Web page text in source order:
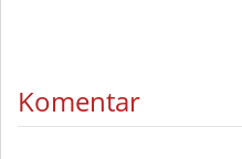
Komentar